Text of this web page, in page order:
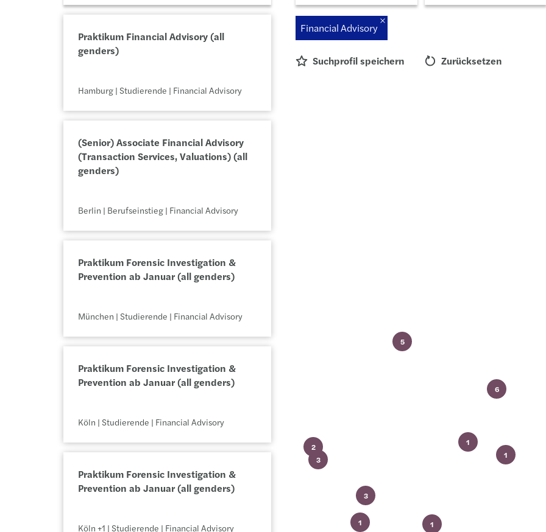
Praktikum Financial Advisory (all
genders)
Hamburg | Studierende | Financial Advisory
(Senior) Associate Financial Advisory
(Transaction Services, Valuations) (all
genders)
Berlin | Berufseinstieg | Financial Advisory
Praktikum Forensic Investigation &
Prevention ab Januar (all genders)
München | Studierende | Financial Advisory
Praktikum Forensic Investigation &
Prevention ab Januar (all genders)
Köln | Studierende | Financial Advisory
Praktikum Forensic Investigation &
Prevention ab Januar (all genders)
Köln +1 | Studierende | Financial Advisory
Financial Advisory
Suchprofil speichern Zurücksetzen
5
6
3
3
1
2
1
1
1